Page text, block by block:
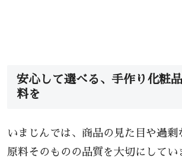
安心して選べる、手作り化粧
料を
いまじんでは、商品の見た目や過剰
原料そのものの品質を大切にしてい